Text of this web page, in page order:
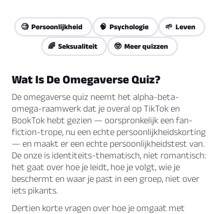
🧐 Persoonlijkheid 🧠 Psychologie 🌱 Leven
🌈 Seksualiteit 🤓 Meer quizzen
Wat Is De Omegaverse Quiz?
De omegaverse quiz neemt het alpha-beta-
omega-raamwerk dat je overal op TikTok en
BookTok hebt gezien — oorspronkelijk een fan-
fiction-trope, nu een echte persoonlijkheidskorting
— en maakt er een echte persoonlijkheidstest van.
De onze is identiteits-thematisch, niet romantisch:
het gaat over hoe je leidt, hoe je volgt, wie je
beschermt en waar je past in een groep, niet over
iets pikants.
Dertien korte vragen over hoe je omgaat met